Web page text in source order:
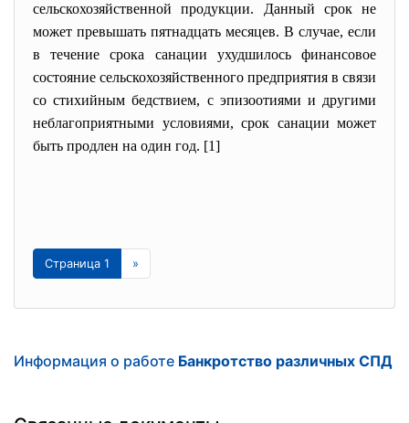
сельскохозяйственной продукции. Данный срок не
может превышать пятнадцать месяцев. В случае, если
в течение срока санации ухудшилось финансовое
состояние сельскохозяйственного предприятия в связи
со стихийным бедствием, с эпизоотиями и другими
неблагоприятными условиями, срок санации может
быть продлен на один год. [1]
Страница 1 »
Информация о работе Банкротство различных СПД